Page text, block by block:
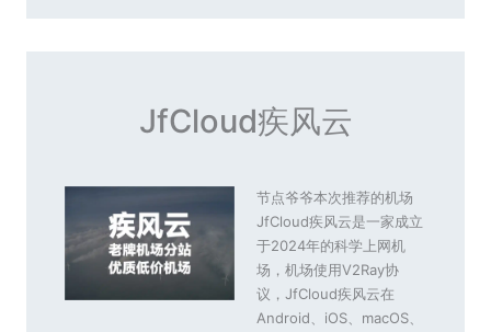
JfCloud疾风云
节点爷爷本次推荐的机场
JfCloud疾风云是一家成立
于2024年的科学上网机
场，机场使用V2Ray协
议，JfCloud疾风云在
Android、iOS、macOS、